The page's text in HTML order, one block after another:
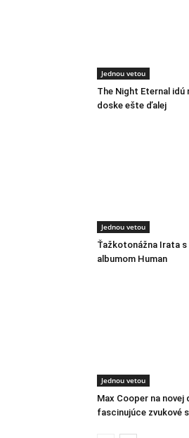
Jednou vetou
The Night Eternal idú
doske ešte ďalej
Jednou vetou
Ťažkotonážna Irata s
albumom Human
Jednou vetou
Max Cooper na novej
fascinujúce zvukové